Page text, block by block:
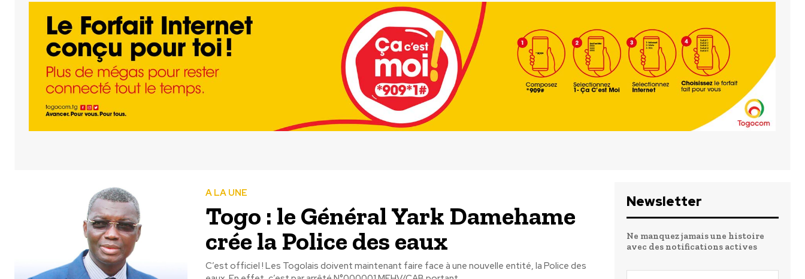
A LA UNE
Togo : le Général Yark Damehame
crée la Police des eaux
C’est officiel ! Les Togolais doivent maintenant faire face à une nouvelle entité, la Police des
Newsletter
Ne manquez jamais une histoire
avec des notifications actives